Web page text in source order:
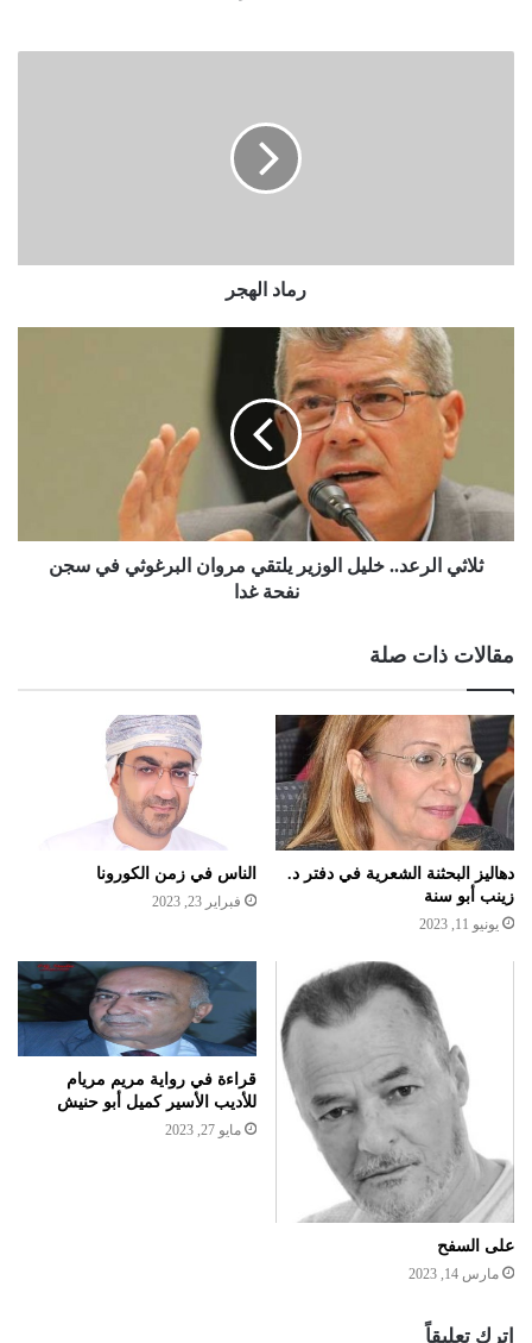
رماد الهجر
ثلاثي الرعد.. خليل الوزير يلتقي مروان البرغوثي في سجن
نفحة غدا
مقالات ذات صلة
دهاليز البحثنة الشعرية في دفتر د.
زينب أبو سنة
يونيو 11, 2023
الناس في زمن الكورونا
فبراير 23, 2023
على السفح
مارس 14, 2023
قراءة في رواية مريم مريام
للأديب الأسير كميل أبو حنيش
مايو 27, 2023
اترك تعليقاً